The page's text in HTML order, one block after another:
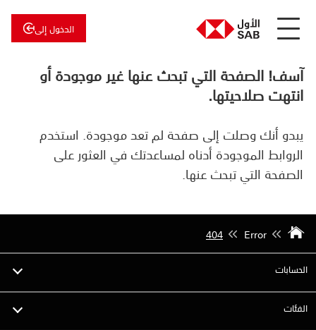
الدخول إلى
عن
الأول
الأول
للاستثمار
آسف! الصفحة التي تبحث عنها غير موجودة أو
انتهت صلاحيتها.
يبدو أنك وصلت إلى صفحة لم تعد موجودة. استخدم
الروابط الموجودة أدناه لمساعدتك في العثور على
الصفحة التي تبحث عنها.
Error
404
الحسابات
الفئات